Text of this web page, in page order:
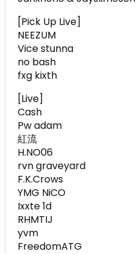
[Pick Up Live]
NEEZUM
Vice stunna
no bash
fxg kixth
[Live]
Cash
Pw adam
紅流
H.NO06
rvn graveyard
F.K.Crows
YMG NiCO
Ixxte 1d
RHMTIJ
yvm
FreedomATG